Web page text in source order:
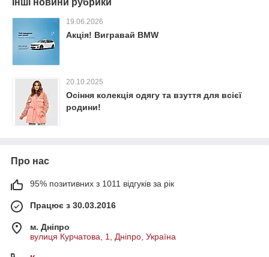
Інші новини рубрики
19.06.2026
Акція! Вигравай BMW
20.10.2025
Осіння колекція одягу та взуття для всієї
родини!
Про нас
95% позитивних з 1011 відгуків за рік
Працює з 30.03.2016
м. Дніпро
вулиця Курчатова, 1, Дніпро, Україна